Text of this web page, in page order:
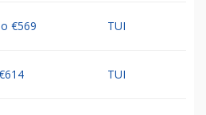
€569 TUI
TUI